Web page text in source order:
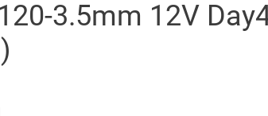
3.5mm 12V